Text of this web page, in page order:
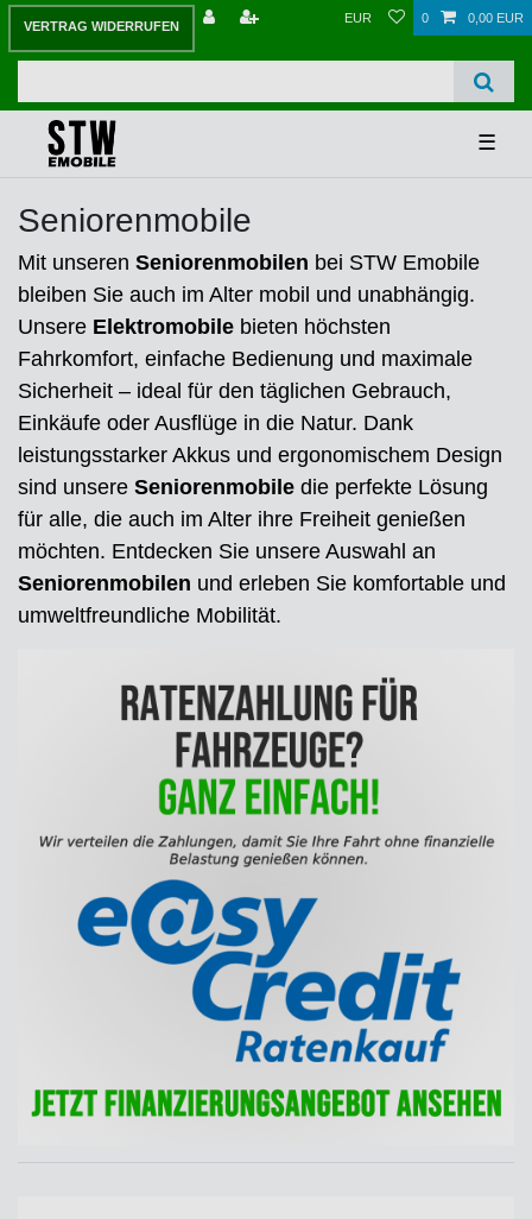
VERTRAG WIDERRUFEN
EUR 0 0,00 EUR
☰
Seniorenmobile
Mit unseren Seniorenmobilen bei STW Emobile
bleiben Sie auch im Alter mobil und unabhängig.
Unsere Elektromobile bieten höchsten
Fahrkomfort, einfache Bedienung und maximale
Sicherheit – ideal für den täglichen Gebrauch,
Einkäufe oder Ausflüge in die Natur. Dank
leistungsstarker Akkus und ergonomischem Design
sind unsere Seniorenmobile die perfekte Lösung
für alle, die auch im Alter ihre Freiheit genießen
möchten. Entdecken Sie unsere Auswahl an
Seniorenmobilen und erleben Sie komfortable und
umweltfreundliche Mobilität.